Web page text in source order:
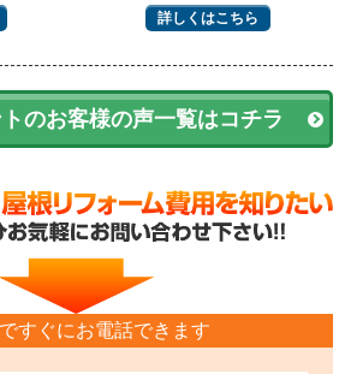
詳しくはこちら
のお客様の声一覧はコチラ
すぐにお電話できます